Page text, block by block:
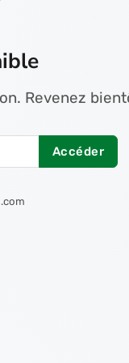
Revenez
Accéder